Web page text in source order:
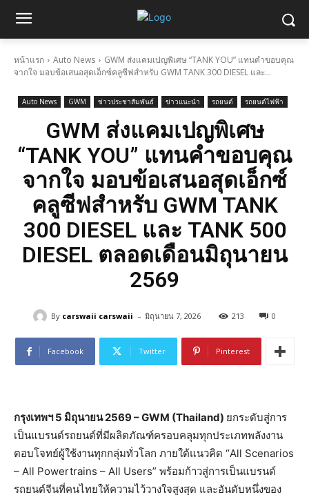
หน้าแรก Auto News
GWM ส่งแคมเปญพิเศษ “TANK YOU” แทนคำขอบคุณ
จากใจ มอบข้อเสนอสุดเอ็กซ์คลูซีฟสำหรับ GWM TANK 300 DIESEL และ...
Auto News GWM ข่าวประชาสัมพันธ์ ข่าวแนะนำ รถยนต์ รถยนต์ไฟฟ้า
GWM ส่งแคมเปญพิเศษ
“TANK YOU” แทนคำขอบคุณ
จากใจ มอบข้อเสนอสุดเอ็กซ์
คลูซีฟสำหรับ GWM TANK
300 DIESEL และ TANK 500
DIESEL ตลอดเดือนมิถุนายน
2569
By carswaii carswaii - มิถุนายน 7, 2026 213 0
Facebook Twitter Pinterest
กรุงเทพฯ5 มิถุนายน2569 – GWM (Thailand) ยกระดับสู่การ
เป็นแบรนด์รถยนต์ที่มีผลิตภัณฑ์ครอบคลุมทุกประเภทพลังงาน
ตอบโจทย์ผู้ใช้งานทุกกลุ่มทั่วโลก ภายใต้แนวคิด “All Scenarios
– All Powertrains – All Users” พร้อมก้าวสู่การเป็นแบรนด์
รถยนต์จีนที่คนไทยให้ความไว้วางใจสูงสุด และอันดับหนึ่งของ